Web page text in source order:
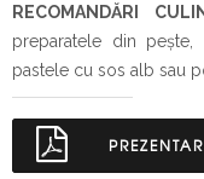
RECOMANDĂRI
preparatele din pește,
pastele cu sos alb sau